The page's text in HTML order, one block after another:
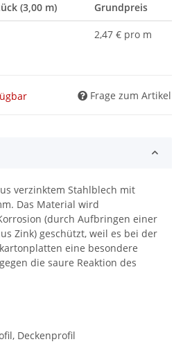
(3,00 m) Grundpreis
2,47 € pro m
Frage zum Artikel
verzinktem Stahlblech mit
Das Material wird
(durch Aufbringen einer
Zink) geschützt, weil es bei der
eine besondere
die saure Reaktion des
Deckenprofil